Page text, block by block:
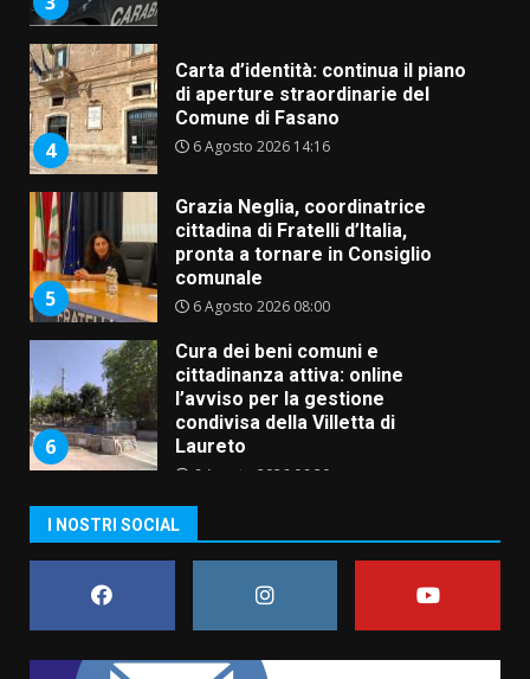
4
5
Grazia Neglia, coordinatrice
cittadina di Fratelli d’Italia,
pronta a tornare in Consiglio
comunale
6
Cura dei beni comuni e
cittadinanza attiva: online
l’avviso per la gestione
condivisa della Villetta di
Laureto
6 Agosto 2026 06:20
7
La magia del Minareto e la prima
assoluta de “L’Albergo
Belvedere. Il rapimento”
Rivoluzione”: nuovo
appuntamento con “Fasano in
I NOSTRI SOCIAL